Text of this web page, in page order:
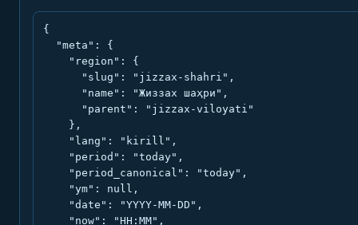
{
  "meta": {
    "region": {
      "slug": "jizzax-shahri",
      "name": "Жиззах шаҳри",
      "parent": "jizzax-viloyati"
    },
    "lang": "kirill",
    "period": "today",
    "period_canonical": "today",
    "ym": null,
    "date": "YYYY-MM-DD",
    "now": "HH:MM",